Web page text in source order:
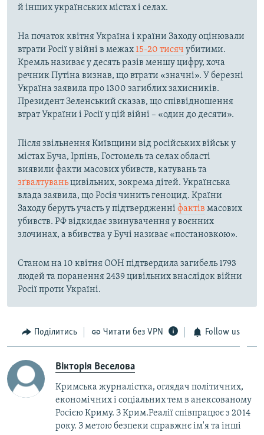
й інших українських містах і селах.
На початок квітня Україна і країни Заходу оцінювали
втрати Росії у війні в межах 15-20 тисяч убитими.
Кремль називає у десять разів меншу цифру, хоча
речник Путіна визнав, що втрати «значні». У березні
Україна заявила про 1300 загиблих захисників.
Президент Зеленський сказав, що співвідношення
втрат України і Росії у цій війні – «один до десяти».
Після звільнення Київщини від російських військ у
містах Буча, Ірпінь, Гостомель та селах області
виявили факти масових убивств, катувань та
зґвалтуваньцивільних, зокрема дітей. Українська
влада заявила, що Росія чинить геноцид. Країни
Заходу беруть участь у підтвердженні фактів масових
убивств. РФ відкидає звинувачення у воєнних
злочинах, а вбивства у Бучі називає «постановкою».
Станом на 10 квітня ООН підтвердила загибель 1793
людей та поранення 2439 цивільних внаслідок війни
Росії проти Україні.
Поділитись Читати без VPN Follow us
Вікторія Веселова
Кримська журналістка, оглядач політичних,
економічних і соціальних тем в анексованому
Росією Криму. З Крим.Реалії співпрацює з 2014
року. З метою безпеки справжнє ім'я та інші